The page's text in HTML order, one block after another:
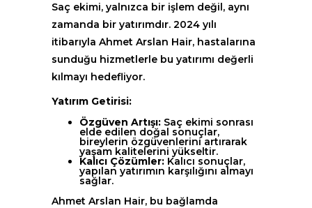
Saç ekimi, yalnızca bir işlem değil, aynı
zamanda bir yatırımdır. 2024 yılı
itibarıyla Ahmet Arslan Hair, hastalarına
sunduğu hizmetlerle bu yatırımı değerli
kılmayı hedefliyor.
Yatırım Getirisi:
Özgüven Artışı: Saç ekimi sonrası
elde edilen doğal sonuçlar,
bireylerin özgüvenlerini artırarak
yaşam kalitelerini yükseltir.
Kalıcı Çözümler: Kalıcı sonuçlar,
yapılan yatırımın karşılığını almayı
sağlar.
Ahmet Arslan Hair, bu bağlamda